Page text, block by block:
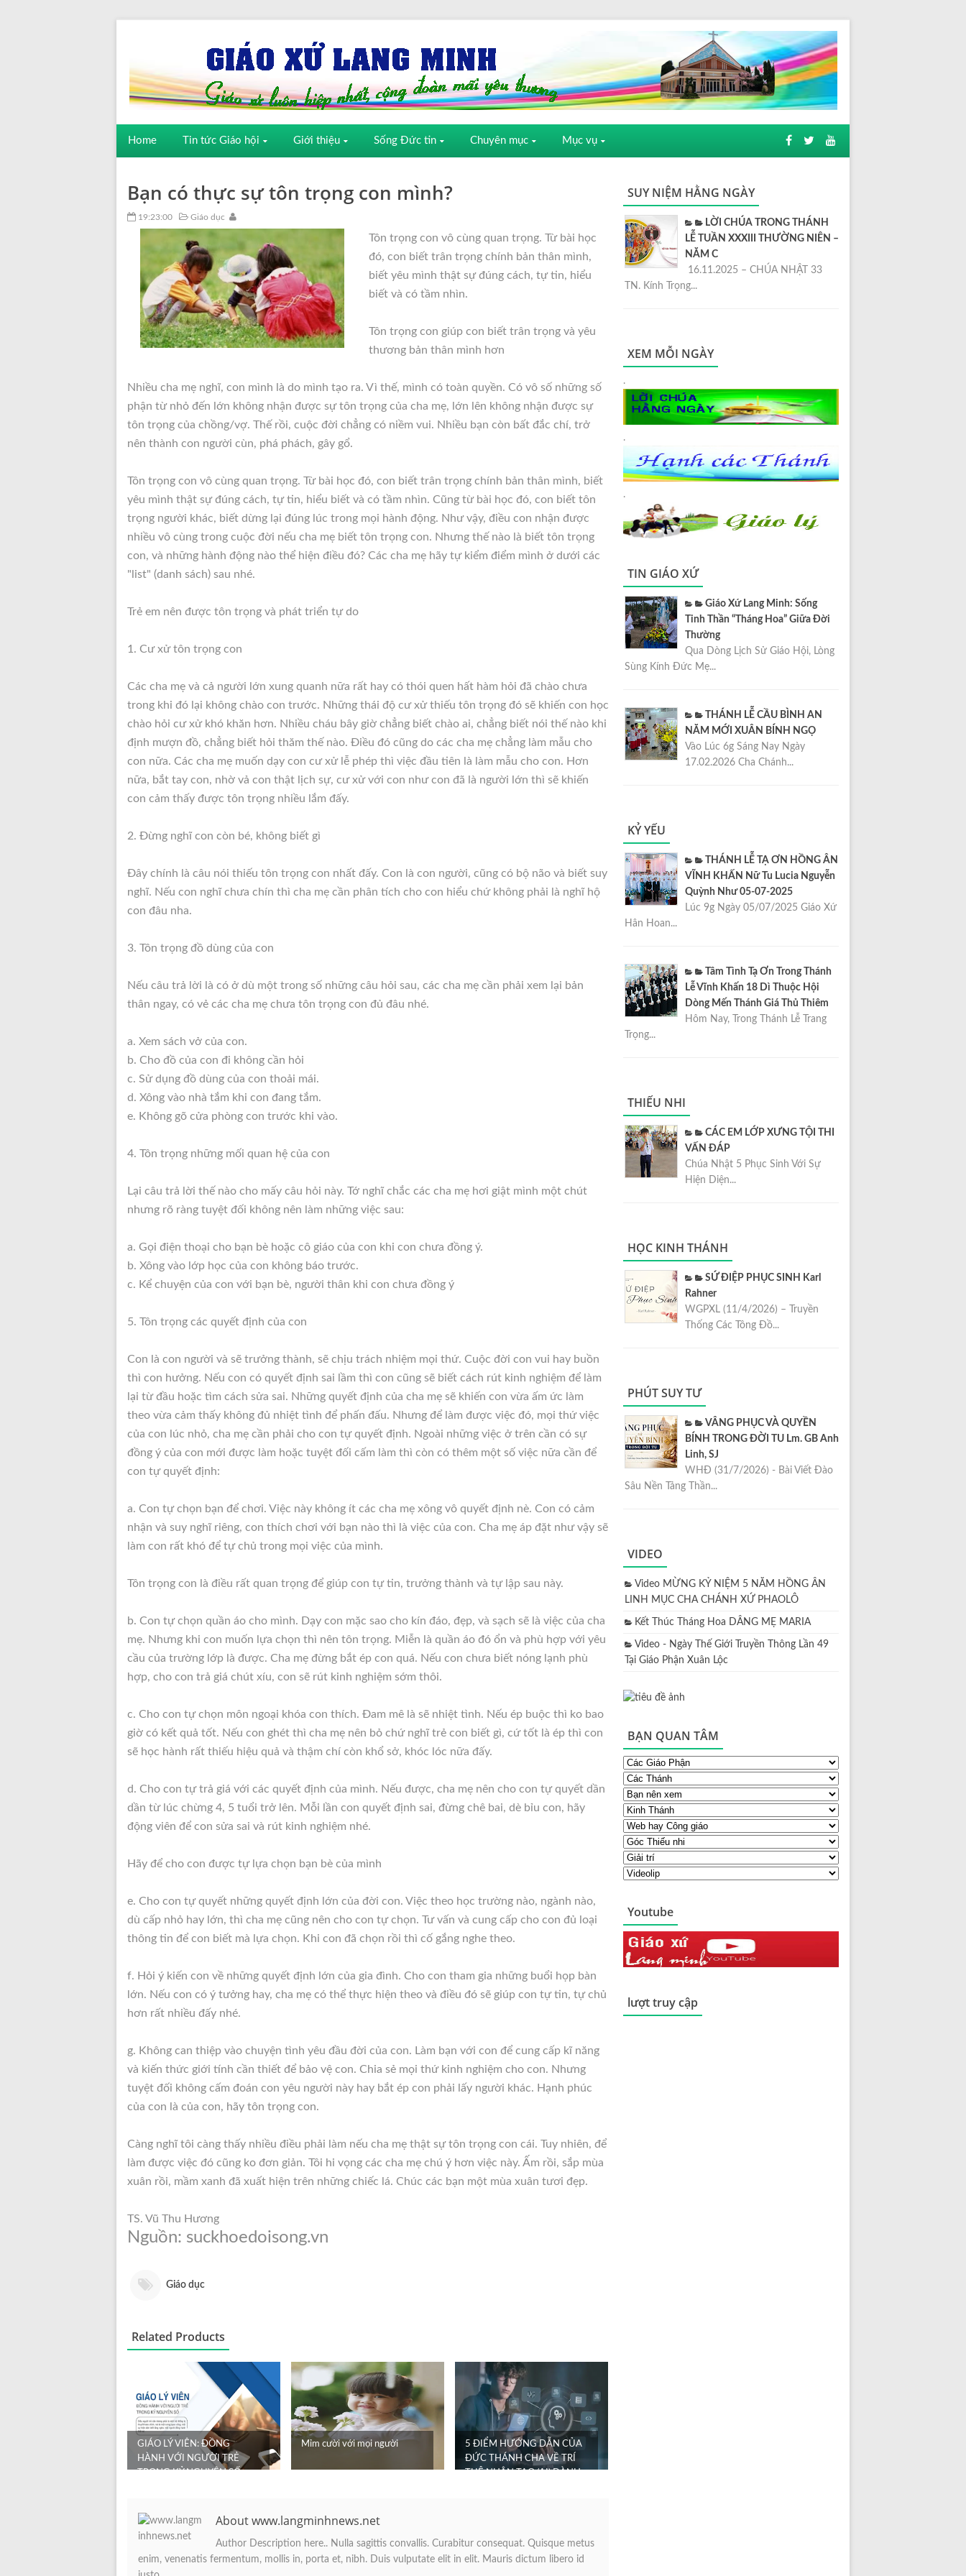
Home Tin tức Giáo hội Giới thiệu Sống Đức tin Chuyên mục Mục vụ
Bạn có thực sự tôn trọng con mình?
19:23:00 Giáo dục
Tôn trọng con vô cùng quan trọng. Từ bài học
đó, con biết trân trọng chính bản thân mình,
biết yêu mình thật sự đúng cách, tự tin, hiểu
biết và có tầm nhìn.
Tôn trọng con giúp con biết trân trọng và yêu
thương bản thân mình hơn
Nhiều cha mẹ nghĩ, con mình là do mình tạo ra. Vì thế, mình có toàn quyền. Có vô số những số
phận từ nhỏ đến lớn không nhận được sự tôn trọng của cha mẹ, lớn lên không nhận được sự
tôn trọng của chồng/vợ. Thế rồi, cuộc đời chẳng có niềm vui. Nhiều bạn còn bất đắc chí, trở
nên thành con người cùn, phá phách, gây gổ.
Tôn trọng con vô cùng quan trọng. Từ bài học đó, con biết trân trọng chính bản thân mình, biết
yêu mình thật sự đúng cách, tự tin, hiểu biết và có tầm nhìn. Cũng từ bài học đó, con biết tôn
trọng người khác, biết dừng lại đúng lúc trong mọi hành động. Như vậy, điều con nhận được
nhiều vô cùng trong cuộc đời nếu cha mẹ biết tôn trọng con. Nhưng thế nào là biết tôn trọng
con, và những hành động nào thể hiện điều đó? Các cha mẹ hãy tự kiểm điểm mình ở dưới các
"list" (danh sách) sau nhé.
Trẻ em nên được tôn trọng và phát triển tự do
1. Cư xử tôn trọng con
Các cha mẹ và cả người lớn xung quanh nữa rất hay có thói quen hất hàm hỏi đã chào chưa
trong khi đó lại không chào con trước. Những thái độ cư xử thiếu tôn trọng đó sẽ khiến con học
chào hỏi cư xử khó khăn hơn. Nhiều cháu bây giờ chẳng biết chào ai, chẳng biết nói thế nào khi
định mượn đồ, chẳng biết hỏi thăm thế nào. Điều đó cũng do các cha mẹ chẳng làm mẫu cho
con nữa. Các cha mẹ muốn dạy con cư xử lễ phép thì việc đầu tiên là làm mẫu cho con. Hơn
nữa, bắt tay con, nhờ vả con thật lịch sự, cư xử với con như con đã là người lớn thì sẽ khiến
con cảm thấy được tôn trọng nhiều lắm đấy.
2. Đừng nghĩ con còn bé, không biết gì
Đây chính là câu nói thiếu tôn trọng con nhất đấy. Con là con người, cũng có bộ não và biết suy
nghĩ. Nếu con nghĩ chưa chín thì cha mẹ cần phân tích cho con hiểu chứ không phải là nghĩ hộ
con đâu nha.
3. Tôn trọng đồ dùng của con
Nếu câu trả lời là có ở dù một trong số những câu hỏi sau, các cha mẹ cần phải xem lại bản
thân ngay, có vẻ các cha mẹ chưa tôn trọng con đủ đâu nhé.
a. Xem sách vở của con.
b. Cho đồ của con đi không cần hỏi
c. Sử dụng đồ dùng của con thoải mái.
d. Xông vào nhà tắm khi con đang tắm.
e. Không gõ cửa phòng con trước khi vào.
4. Tôn trọng những mối quan hệ của con
Lại câu trả lời thế nào cho mấy câu hỏi này. Tớ nghĩ chắc các cha mẹ hơi giật mình một chút
nhưng rõ ràng tuyệt đối không nên làm những việc sau:
a. Gọi điện thoại cho bạn bè hoặc cô giáo của con khi con chưa đồng ý.
b. Xông vào lớp học của con không báo trước.
c. Kể chuyện của con với bạn bè, người thân khi con chưa đồng ý
5. Tôn trọng các quyết định của con
Con là con người và sẽ trưởng thành, sẽ chịu trách nhiệm mọi thứ. Cuộc đời con vui hay buồn
thì con hưởng. Nếu con có quyết định sai lầm thì con cũng sẽ biết cách rút kinh nghiệm để làm
lại từ đầu hoặc tìm cách sửa sai. Những quyết định của cha mẹ sẽ khiến con vừa ấm ức làm
theo vừa cảm thấy không đủ nhiệt tình để phấn đấu. Nhưng để làm được việc đó, mọi thứ việc
của con lúc nhỏ, cha mẹ cần phải cho con tự quyết định. Ngoài những việc ở trên cần có sự
đồng ý của con mới được làm hoặc tuyệt đối cấm làm thì còn có thêm một số việc nữa cần để
con tự quyết định:
a. Con tự chọn bạn để chơi. Việc này không ít các cha mẹ xông vô quyết định nè. Con có cảm
nhận và suy nghĩ riêng, con thích chơi với bạn nào thì là việc của con. Cha mẹ áp đặt như vậy sẽ
làm con rất khó để tự chủ trong mọi việc của mình.
Tôn trọng con là điều rất quan trọng để giúp con tự tin, trưởng thành và tự lập sau này.
b. Con tự chọn quần áo cho mình. Dạy con mặc sao cho kín đáo, đẹp, và sạch sẽ là việc của cha
mẹ. Nhưng khi con muốn lựa chọn thì nên tôn trọng. Miễn là quần áo đó ổn và phù hợp với yêu
cầu của trường lớp là được. Cha mẹ đừng bắt ép con quá. Nếu con chưa biết nóng lạnh phù
hợp, cho con trả giá chút xíu, con sẽ rút kinh nghiệm sớm thôi.
c. Cho con tự chọn môn ngoại khóa con thích. Đam mê là sẽ nhiệt tình. Nếu ép buộc thì ko bao
giờ có kết quả tốt. Nếu con ghét thì cha mẹ nên bỏ chứ nghĩ trẻ con biết gì, cứ tốt là ép thì con
sẽ học hành rất thiếu hiệu quả và thậm chí còn khổ sở, khóc lóc nữa đấy.
d. Cho con tự trả giá với các quyết định của mình. Nếu được, cha mẹ nên cho con tự quyết dần
dần từ lúc chừng 4, 5 tuổi trở lên. Mỗi lần con quyết định sai, đừng chê bai, dè bỉu con, hãy
động viên để con sửa sai và rút kinh nghiệm nhé.
Hãy để cho con được tự lựa chọn bạn bè của mình
e. Cho con tự quyết những quyết định lớn của đời con. Việc theo học trường nào, ngành nào,
dù cấp nhỏ hay lớn, thì cha mẹ cũng nên cho con tự chọn. Tư vấn và cung cấp cho con đủ loại
thông tin để con biết mà lựa chọn. Khi con đã chọn rồi thì cố gắng nghe theo.
f. Hỏi ý kiến con về những quyết định lớn của gia đình. Cho con tham gia những buổi họp bàn
lớn. Nếu con có ý tưởng hay, cha mẹ có thể thực hiện theo và điều đó sẽ giúp con tự tin, tự chủ
hơn rất nhiều đấy nhé.
g. Không can thiệp vào chuyện tình yêu đầu đời của con. Làm bạn với con để cung cấp kĩ năng
và kiến thức giới tính cần thiết để bảo vệ con. Chia sẻ mọi thứ kinh nghiệm cho con. Nhưng
tuyệt đối không cấm đoán con yêu người này hay bắt ép con phải lấy người khác. Hạnh phúc
của con là của con, hãy tôn trọng con.
Càng nghĩ tôi càng thấy nhiều điều phải làm nếu cha mẹ thật sự tôn trọng con cái. Tuy nhiên, để
làm được việc đó cũng ko đơn giản. Tôi hi vọng các cha mẹ chú ý hơn việc này. Ấm rồi, sắp mùa
xuân rồi, mầm xanh đã xuất hiện trên những chiếc lá. Chúc các bạn một mùa xuân tươi đẹp.
TS. Vũ Thu Hương
Nguồn: suckhoedoisong.vn
Giáo dục
Related Products
GIÁO LÝ VIÊN: ĐỒNG
HÀNH VỚI NGƯỜI TRẺ
TRONG KỶ NGUYÊN SỐ
Mỉm cười với mọi người
5 ĐIỂM HƯỚNG DẪN CỦA
ĐỨC THÁNH CHA VỀ TRÍ
TUỆ NHÂN TẠO (AI) DÀNH
About www.langminhnews.net
Author Description here.. Nulla sagittis convallis. Curabitur consequat. Quisque metus
enim, venenatis fermentum, mollis in, porta et, nibh. Duis vulputate elit in elit. Mauris dictum libero id
SUY NIỆM HẰNG NGÀY
LỜI CHÚA TRONG THÁNH
LỄ TUẦN XXXIII THƯỜNG NIÊN –
NĂM C
16.11.2025 – CHÚA NHẬT 33
TN. Kính Trọng...
XEM MỖI NGÀY
.
.
.
TIN GIÁO XỨ
Giáo Xứ Lang Minh: Sống
Tinh Thần “Tháng Hoa” Giữa Đời
Thường
Qua Dòng Lịch Sử Giáo Hội, Lòng
Sùng Kính Đức Mẹ...
THÁNH LỄ CẦU BÌNH AN
NĂM MỚI XUÂN BÍNH NGỌ
Vào Lúc 6g Sáng Nay Ngày
17.02.2026 Cha Chánh...
KỶ YẾU
THÁNH LỄ TẠ ƠN HỒNG ÂN
VĨNH KHẤN Nữ Tu Lucia Nguyễn
Quỳnh Như 05-07-2025
Lúc 9g Ngày 05/07/2025 Giáo Xứ
Hân Hoan...
Tâm Tình Tạ Ơn Trong Thánh
Lễ Vĩnh Khấn 18 Dì Thuộc Hội
Dòng Mến Thánh Giá Thủ Thiêm
Hôm Nay, Trong Thánh Lễ Trang
Trọng...
THIẾU NHI
CÁC EM LỚP XƯNG TỘI THI
VẤN ĐÁP
Chúa Nhật 5 Phục Sinh Với Sự
Hiện Diện...
HỌC KINH THÁNH
SỨ ĐIỆP PHỤC SINH Karl
Rahner
WGPXL (11/4/2026) – Truyền
Thống Các Tông Đồ...
PHÚT SUY TƯ
VÂNG PHỤC VÀ QUYỀN
BÍNH TRONG ĐỜI TU Lm. GB Anh
Linh, SJ
WHĐ (31/7/2026) - Bài Viết Đào
Sâu Nền Tảng Thần...
VIDEO
Video MỪNG KỶ NIỆM 5 NĂM HỒNG ÂN
LINH MỤC CHA CHÁNH XỨ PHAOLÔ
Kết Thúc Tháng Hoa DÂNG MẸ MARIA
Video - Ngày Thế Giới Truyền Thông Lần 49
Tại Giáo Phận Xuân Lộc
BẠN QUAN TÂM
Youtube
lượt truy cập